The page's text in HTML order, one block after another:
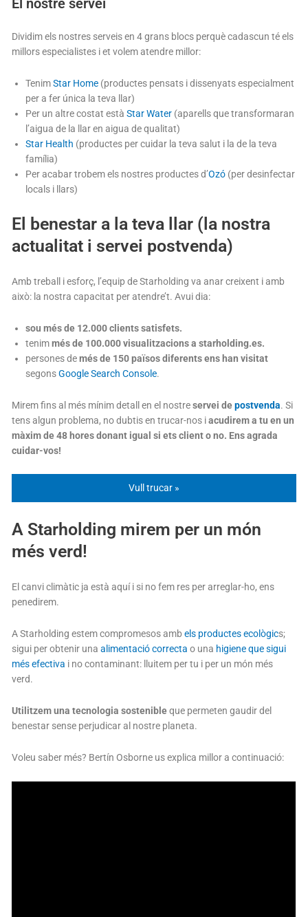
El nostre servei
Dividim els nostres serveis en 4 grans blocs perquè cadascun té els
millors especialistes i et volem atendre millor:
TenimStar Home (productes pensats i dissenyats especialment
per a fer única la teva llar)
Per un altre costat estàStar Water (aparells que transformaran
l’aigua de la llar en aigua de qualitat)
Star Health (productes per cuidar la teva salut i la de la teva
família)
Per acabar trobem els nostres productes d’Ozó (per desinfectar
locals i llars)
El benestar a la teva llar (la nostra
actualitat i servei postvenda)
Amb treball i esforç, l’equip de Starholding va anar creixent i amb
això: la nostra capacitat per atendre’t. Avui dia:
sou més de 12.000 clients satisfets.
tenimmés de 100.000 visualitzacions a starholding.es.
persones demés de 150 països diferents ens han visitat
segonsGoogle Search Console.
Mirem fins al més mínim detall en el nostreservei depostvenda. Si
tens algun problema, no dubtis en trucar-nos iacudirem a tu en un
màxim de 48 hores donant igual si ets client o no. Ens agrada
cuidar-vos!
Vull trucar »
A Starholding mirem per un món
més verd!
El canvi climàtic ja està aquí i si no fem res per arreglar-ho, ens
penedirem.
A Starholding estem compromesos ambels productes ecològics;
sigui per obtenir unaalimentació correcta o una higiene que sigui
més efectiva i no contaminant: lluitem per tu i per un món més
verd.
Utilitzem una tecnologia sostenibleque permeten gaudir del
benestar sense perjudicar al nostre planeta.
Voleu saber més? Bertín Osborne us explica millor a continuació: